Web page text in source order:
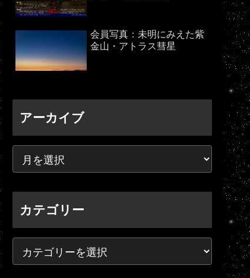
会員写真：未明にみえた紫
金山・アトラス彗星
アーカイブ
カテゴリー